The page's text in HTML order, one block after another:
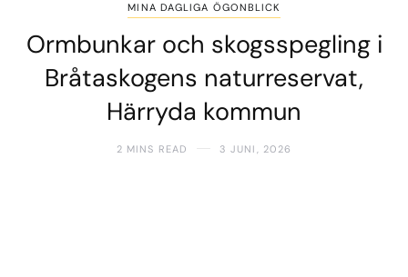
MINA DAGLIGA ÖGONBLICK
Ormbunkar och skogsspegling i
Bråtaskogens naturreservat,
Härryda kommun
2 MINS READ 3 JUNI, 2026